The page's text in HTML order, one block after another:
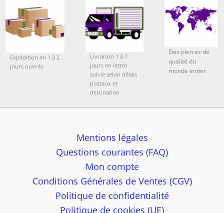
Expédition en 1 à 2
jours ouvrés
Livraison 1 à 7
jours en lettre
suivie selon délais
postaux et
destination
Des pierres de
qualité du
monde entier
Mentions légales
Questions courantes (FAQ)
Mon compte
Conditions Générales de Ventes (CGV)
Politique de confidentialité
Politique de cookies (UE)